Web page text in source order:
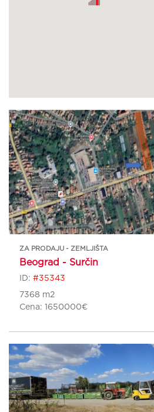
ZA PRODAJU - ZEMLJIŠTA
Beograd - Surčin
ID: #35343
7368 m2
Cena: 1650000€